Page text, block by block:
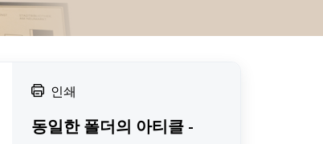
인쇄
동일한 폴더의 아티클 -